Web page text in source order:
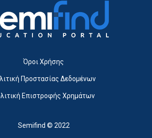
Όροι Χρήσης
Προστασίας Δεδομένων
Επιστροφής Χρημάτων
Semifind © 2022